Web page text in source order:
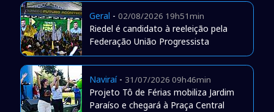
Geral - 02/08/2026 19h51min
Riedel é candidato à reeleição pela
Federação União Progressista
Naviraí- 31/07/2026 09h46min
Projeto Tô de Férias mobiliza Jardim
Paraíso e chegará à Praça Central